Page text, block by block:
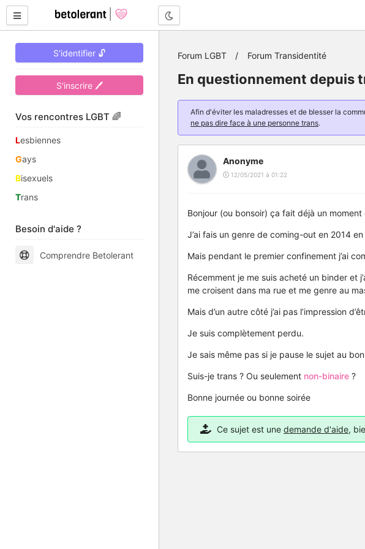
S'identifier 🔓
S'inscrire 🖊
Vos rencontres LGBT 🌈
Lesbiennes
Gays
Bisexuels
Trans
Besoin d'aide ?
Comprendre Betolerant
Forum LGBT Forum Transidentité
En questionnement depuis
Afin d'éviter les maladresses et de blesser la
ne pas dire face à une personne trans.
Anonyme
12/05/2021 à 01:22
Bonjour (ou bonsoir) ça fait déjà un
J’ai fais un genre de coming-out en 2014
Mais pendant le premier confinement j’ai
Récemment je me suis acheté un binder et
me croisent dans ma rue et me genre au
Mais d’un autre côté j’ai pas l’impression
Je suis complètement perdu.
Je sais même pas si je pause le sujet au
Suis-je trans ? Ou seulement non-binaire ?
Bonne journée ou bonne soirée
Ce sujet est une demande d'aide,